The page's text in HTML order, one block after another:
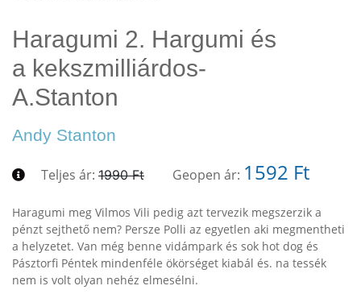
Haragumi 2. Hargumi és
a kekszmilliárdos-
A.Stanton
Andy Stanton
Teljes ár: 1990 Ft Geopen ár: 1592 Ft
Haragumi meg Vilmos Vili pedig azt tervezik megszerzik a
pénzt sejthető nem? Persze Polli az egyetlen aki megmentheti
a helyzetet. Van még benne vidámpark és sok hot dog és
Pásztorfi Péntek mindenféle ökörséget kiabál és. na tessék
nem is volt olyan nehéz elmesélni.